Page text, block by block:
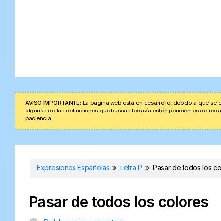
AVISO IMPORTANTE: La página web está en desarrollo, debido a que
algunas de las definiciones que buscas todavía estén pendientes de
paciencia.
Expresiones Españolas Letra P Pasar de todos los
Pasar de todos los colores